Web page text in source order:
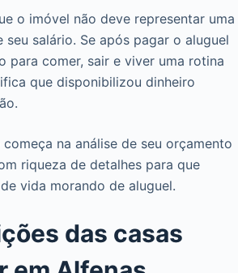
o imóvel não deve representar uma
salário. Se após pagar o aluguel
para comer, sair e viver uma rotina
que disponibilizou dinheiro
na análise de seu orçamento
riqueza de detalhes para que
vida morando de aluguel.
das casas